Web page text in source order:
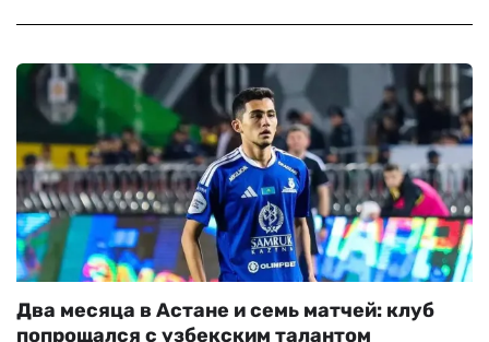
Два месяца в Астане и семь матчей: клуб
попрощался с узбекским талантом